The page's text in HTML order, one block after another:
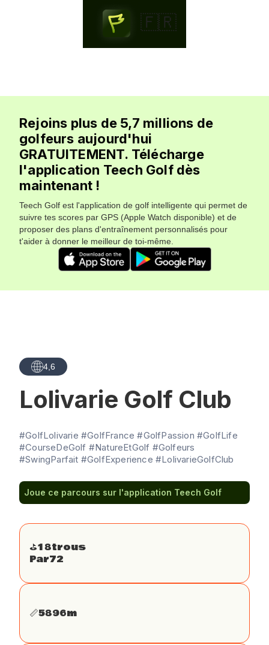
🇫🇷
Rejoins plus de 5,7 millions de
golfeurs aujourd'hui
GRATUITEMENT. Télécharge
l'application Teech Golf dès
maintenant !
Teech Golf est l'application de golf intelligente qui permet de
suivre tes scores par GPS (Apple Watch disponible) et de
proposer des plans d'entraînement personnalisés pour
t'aider à donner le meilleur de toi-même.
4,6
Lolivarie Golf Club
#GolfLolivarie #GolfFrance #GolfPassion #GolfLife
#CourseDeGolf #NatureEtGolf #Golfeurs
#SwingParfait #GolfExperience #LolivarieGolfClub
Joue ce parcours sur l'application Teech Golf
⛳️18trous
Par72
📏5896m